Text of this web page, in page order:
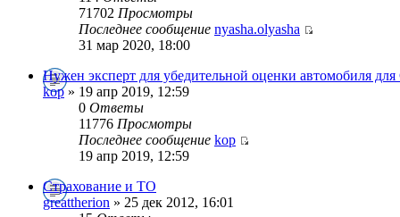
71702 Просмотры
Последнее сообщение nyasha.olyasha
31 мар 2020, 18:00
Нужен эксперт для убедительной оценки автомобиля
kop» 19 апр 2019, 12:59
0 Ответы
11776 Просмотры
Последнее сообщение kop
19 апр 2019, 12:59
Страхование и ТО
greattherion » 25 дек 2012, 16:01